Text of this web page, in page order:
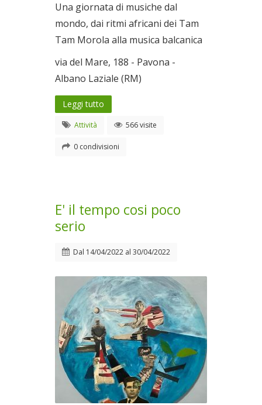
Una giornata di musiche dal
mondo, dai ritmi africani dei Tam
Tam Morola alla musica balcanica
via del Mare, 188 - Pavona -
Albano Laziale (RM)
Leggi tutto
Attività 566 visite
0 condivisioni
E' il tempo cosi poco
serio
Dal 14/04/2022 al 30/04/2022